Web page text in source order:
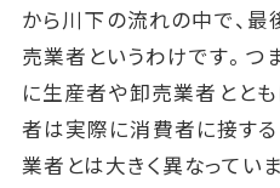
から川下の流れの中で、
売業者というわけです。つ
に生産者や卸売業者とと
者は実際に消費者に接す
業者とは大きく異なっていま